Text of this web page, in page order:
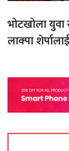
भोटखोला युवा
लाक्पा